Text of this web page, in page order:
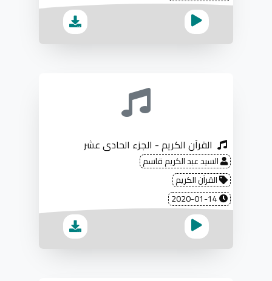
القرآن الكريم - الجزء الحادي عشر
السيد عبد الكريم قاسم
القرآن الكريم